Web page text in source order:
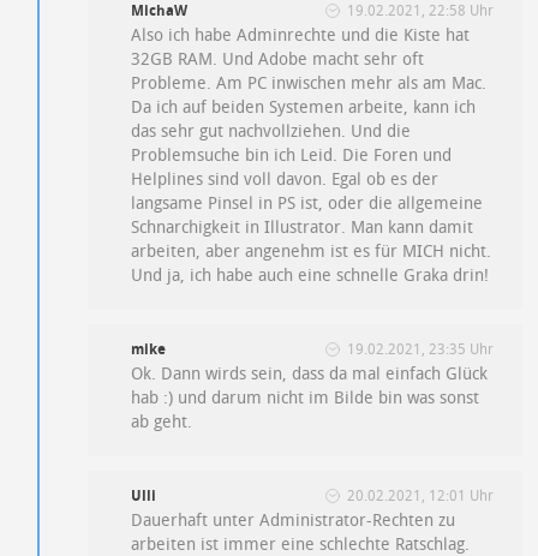
MichaW 19.02.2021, 22:58 Uhr
Also ich habe Adminrechte und die Kiste hat
32GB RAM. Und Adobe macht sehr oft
Probleme. Am PC inwischen mehr als am Mac.
Da ich auf beiden Systemen arbeite, kann ich
das sehr gut nachvollziehen. Und die
Problemsuche bin ich Leid. Die Foren und
Helplines sind voll davon. Egal ob es der
langsame Pinsel in PS ist, oder die allgemeine
Schnarchigkeit in Illustrator. Man kann damit
arbeiten, aber angenehm ist es für MICH nicht.
Und ja, ich habe auch eine schnelle Graka drin!
mike 19.02.2021, 23:35 Uhr
Ok. Dann wirds sein, dass da mal einfach Glück
hab :) und darum nicht im Bilde bin was sonst
ab geht.
Ulli 20.02.2021, 12:01 Uhr
Dauerhaft unter Administrator-Rechten zu
arbeiten ist immer eine schlechte Ratschlag.